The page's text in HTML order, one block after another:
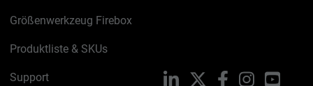
Größenwerkzeug Firebox
Produktliste & SKUs
Support LinkedIn FacebookInstagram